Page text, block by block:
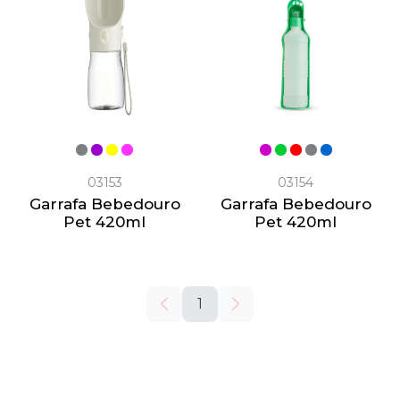
03153
Garrafa Bebedouro
Pet 420ml
03154
Garrafa Bebedouro
Pet 420ml
1